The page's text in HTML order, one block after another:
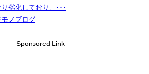
劣化しており、･･･
ノブログ
Sponsored Link